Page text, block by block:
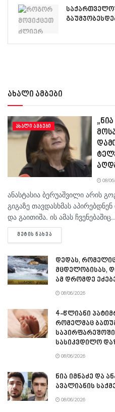
ახალი ამბები
ᲐᲮᲐᲚᲘ ᲐᲛᲑᲔᲑᲘ
08/
ანასტასია ბერუაშვილი არის
გიგაზე თავდასხმას
და გაითიშა. ის ამას
ᲛᲔᲢᲘᲡ ᲜᲐᲮᲕᲐ
დედას,
მცდელობისას,
ამ დრომდე
08/06/2026
4-წლიანი
რომელმაც
სასიკვდილო
08/06/2026
ნია იმნაძე და
ავალიანის
08/06/2026